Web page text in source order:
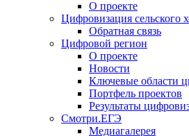
О проекте
Цифровизация сельского
Обратная связь
Цифровой регион
О проекте
Новости
Ключевые области
Портфель проектов
Результаты
Смотри.ЕГЭ
Медиагалерея